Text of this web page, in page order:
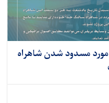
مورد مسدود شدن شاهراه